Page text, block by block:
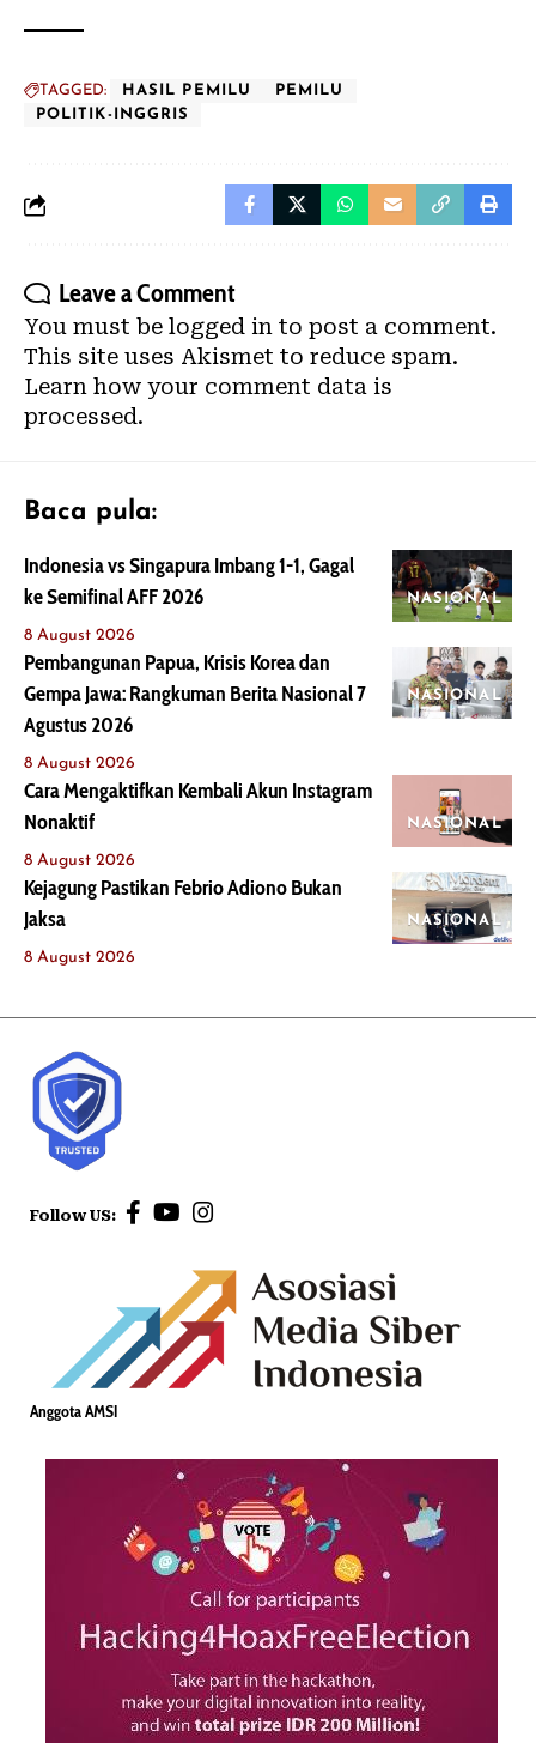
TAGGED: HASIL PEMILU
PEMILU
POLITIK-INGGRIS
Leave a Comment
You must be logged in to post a comment.
This site uses Akismet to reduce spam.
Learn how your comment data is
processed.
Baca pula:
NASIONAL
Indonesia vs Singapura Imbang 1-1, Gagal
ke Semifinal AFF 2026
8 August 2026
NASIONAL
Pembangunan Papua, Krisis Korea dan
Gempa Jawa: Rangkuman Berita Nasional 7
Agustus 2026
8 August 2026
NASIONAL
Cara Mengaktifkan Kembali Akun Instagram
Nonaktif
8 August 2026
NASIONAL
Kejagung Pastikan Febrio Adiono Bukan
Jaksa
8 August 2026
Follow US:
Anggota AMSI